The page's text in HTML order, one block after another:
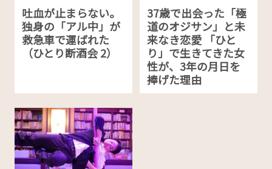
吐血が止まらない。
独身の「アル中」が
救急車で運ばれた
（ひとり断酒会 2）
37歳で出会った「極
道のオジサン」と未
来なき恋愛 「ひと
り」で生きてきた女
性が、3年の月日を
捧げた理由